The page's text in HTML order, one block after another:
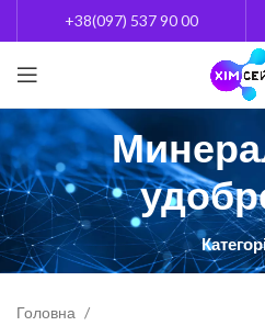
+38(097) 537 90 00
Головна